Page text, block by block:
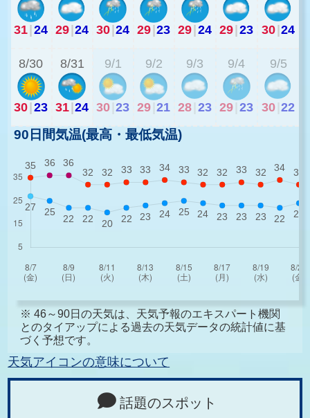
31|24 29|24 30|24 29|23 29|24 29|23 30|24
8/30
30|23
8/31
31|24
9/1
30 23
9/2
29 21
9/3
28 23
9/4
29 23
9/5
30 22
90日間気温(最高・最低気温)
※ 46～90日の天気は、天気予報のエキスパート機関
とのタイアップによる過去の天気データの統計値に基
づく予想です。
天気アイコンの意味について
話題のスポット